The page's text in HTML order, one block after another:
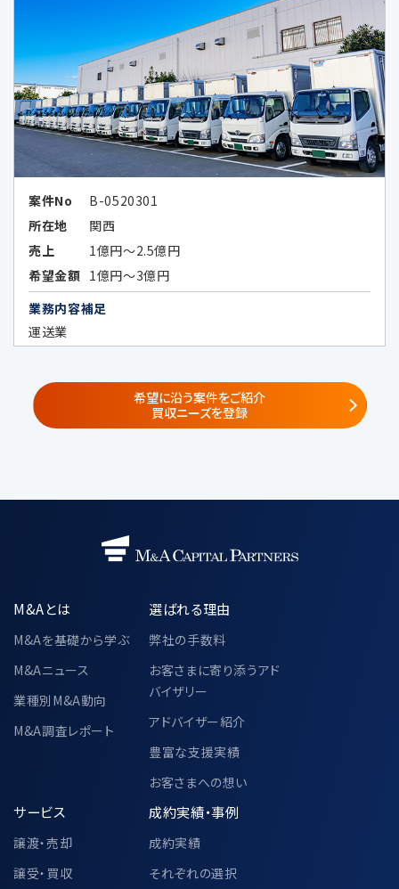
6-1.個人情報の共同利用①
共同利用する者の範囲
・当社の子会社、関係会社並びに当社及
びこれらの者と共同でサービス提供又
はセミナー等の企画を実施する第三者
（秘密保持義務を負わせた場合に限る）
①子会社・関係会社
株式会社レコフ
（https://www.recof.co.jp/）
株式会社レコフデータ
ml）
（https://www.mirai-fp.co.jp/）
②共同サービス提供者・共同セミナー企
氏名、電話番号、メールアドレス、所属企
共同利用の目的
・「3.個人情報の利用目的」に記載され
当該個人データの管理責任者
〒104-0028
東京都中央区八重洲二丁目2番1号 東
京ミッドタウン八重洲 八重洲セントラル
タワー 36階
M&Aキャピタルパートナーズ株式会社
代表取締役 中村 悟
案件No
B-0520301
所在地
関西
売上
1億円～2.5億円
希望金額 1億円～3億円
業務内容補足
運送業
希望に沿う案件をご紹介
買収ニーズを登録
M&Aとは
M&Aを基礎から学ぶ
M&Aニュース
業種別M&A動向
M&A調査レポート
選ばれる理由
弊社の手数料
お客さまに寄り添うアド
バイザリー
アドバイザー紹介
豊富な支援実績
お客さまへの想い
サービス
譲渡・売却
譲受・買収
成約実績・事例
成約実績
それぞれの選択